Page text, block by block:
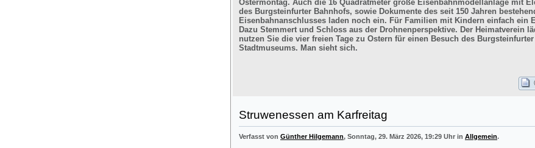
Ostermontag. Auch die 16 Quadratmeter große Eisenbahnmodellanlage mit
des Burgsteinfurter Bahnhofs, sowie Dokumente des seit 150 Jahren
Eisenbahnanschlusses laden noch ein. Für Familien mit Kindern einfach ein
Dazu Stemmert und Schloss aus der Drohnenperspektive. Der Heimatverein
nutzen Sie die vier freien Tage zu Ostern für einen Besuch des Burgsteinfurter
Stadtmuseums. Man sieht sich.
Struwenessen am Karfreitag
Verfasst von Günther Hilgemann, Sonntag, 29. März 2026, 19:29 Uhr in Allgemein.